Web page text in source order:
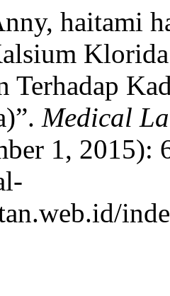
haitami
Terhadap
Medical
1, 2015):